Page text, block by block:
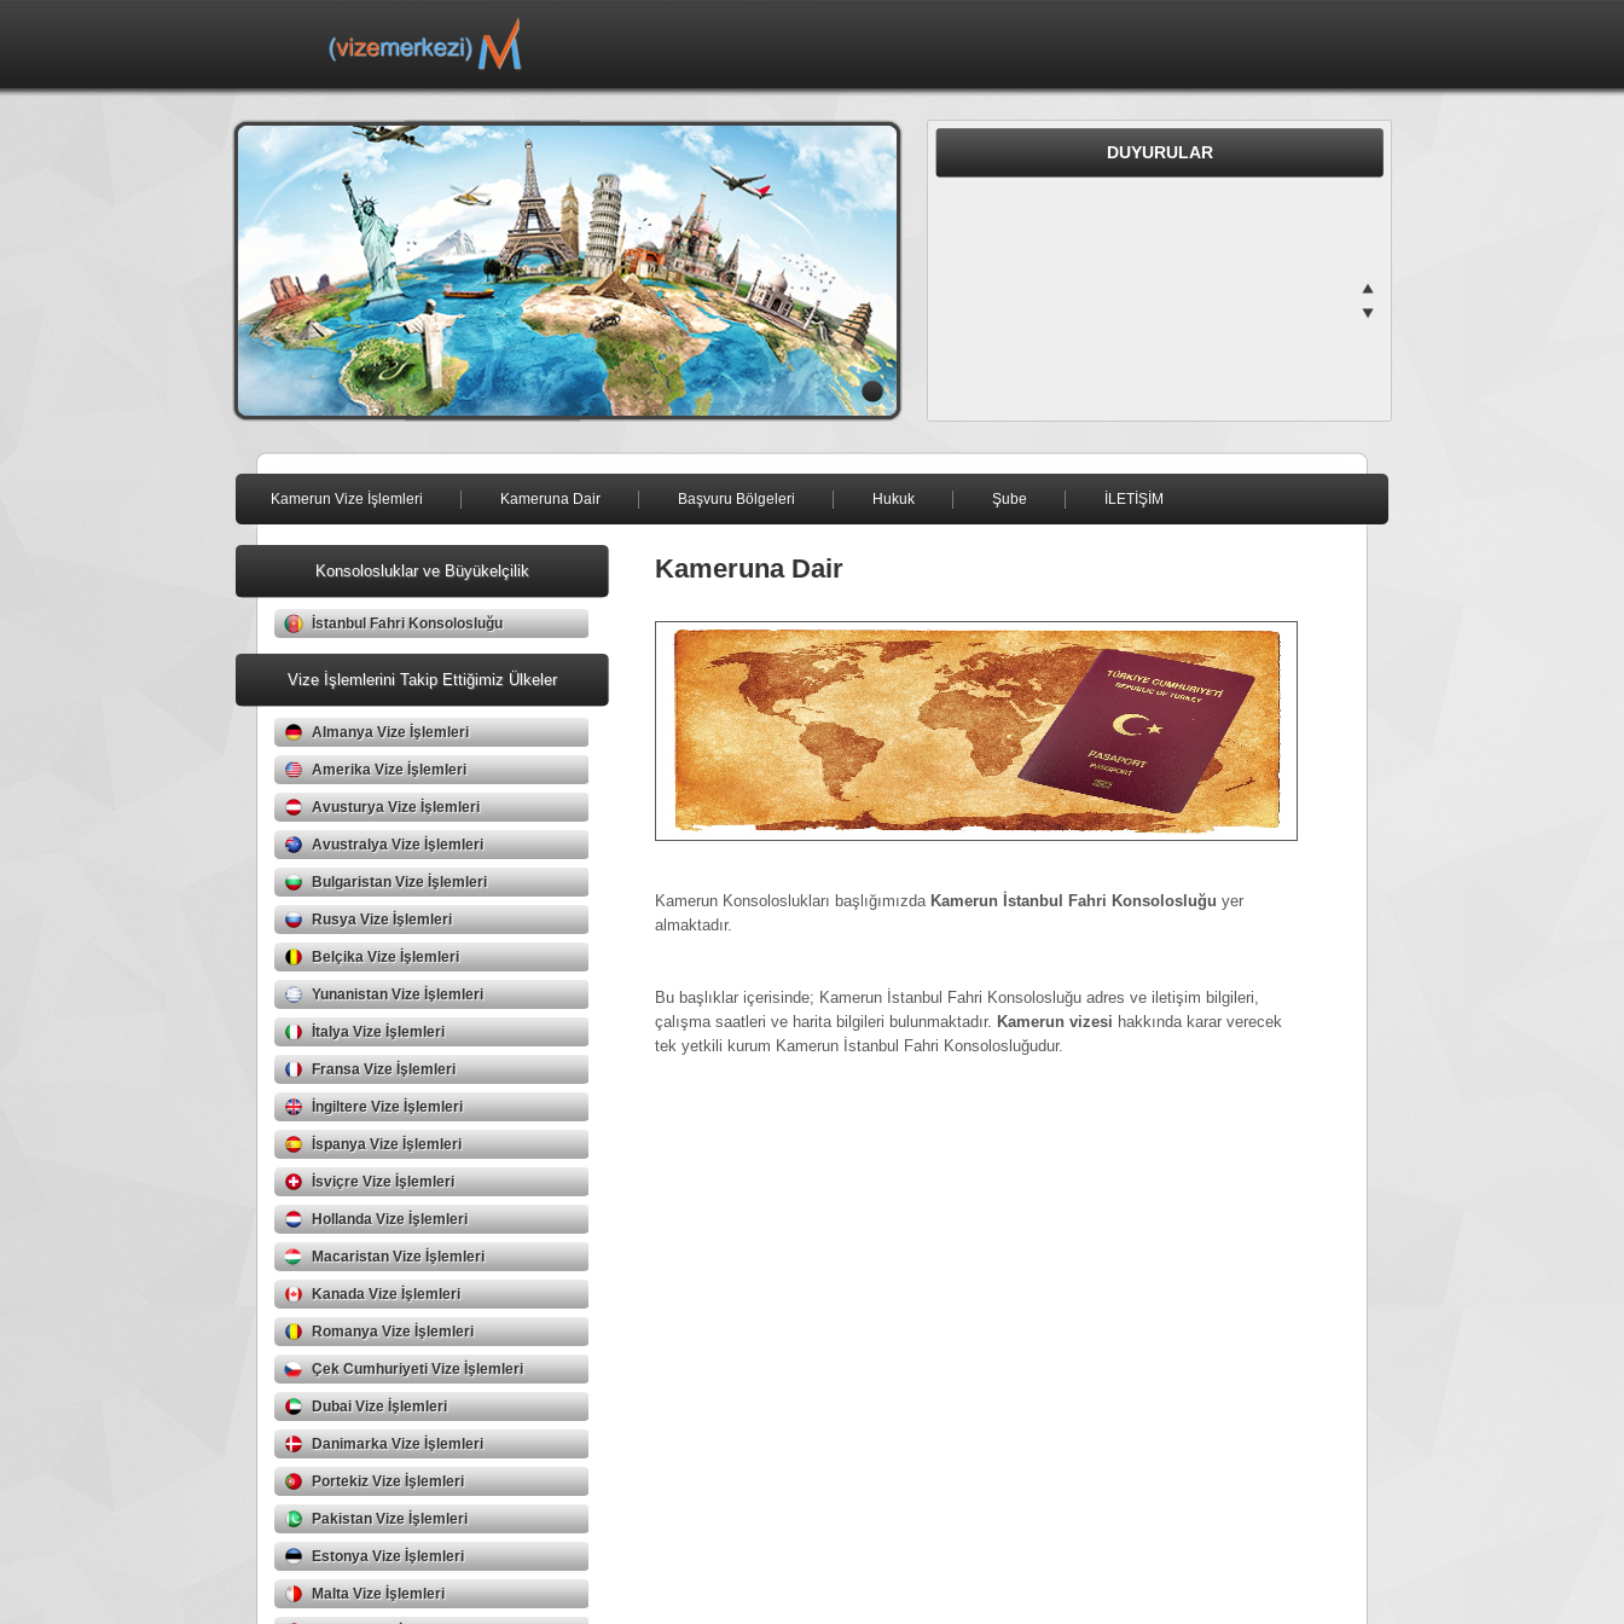
DUYURULAR
Kamerun Vize İşlemleri Kameruna Dair Başvuru Bölgeleri Hukuk Şube İLETİŞİM
Konsolosluklar ve Büyükelçilik
İstanbul Fahri Konsolosluğu
Vize İşlemlerini Takip Ettiğimiz Ülkeler
Almanya Vize İşlemleri
Amerika Vize İşlemleri
Avusturya Vize İşlemleri
Avustralya Vize İşlemleri
Bulgaristan Vize İşlemleri
Rusya Vize İşlemleri
Belçika Vize İşlemleri
Yunanistan Vize İşlemleri
İtalya Vize İşlemleri
Fransa Vize İşlemleri
İngiltere Vize İşlemleri
İspanya Vize İşlemleri
İsviçre Vize İşlemleri
Hollanda Vize İşlemleri
Macaristan Vize İşlemleri
Kanada Vize İşlemleri
Romanya Vize İşlemleri
Çek Cumhuriyeti Vize İşlemleri
Dubai Vize İşlemleri
Danimarka Vize İşlemleri
Portekiz Vize İşlemleri
Pakistan Vize İşlemleri
Estonya Vize İşlemleri
Malta Vize İşlemleri
Kameruna Dair
Kamerun Konsoloslukları başlığımızda Kamerun İstanbul Fahri Konsolosluğu yer
almaktadır.
Bu başlıklar içerisinde; Kamerun İstanbul Fahri Konsolosluğu adres ve iletişim bilgileri,
çalışma saatleri ve harita bilgileri bulunmaktadır. Kamerun vizesi hakkında karar verecek
tek yetkili kurum Kamerun İstanbul Fahri Konsolosluğudur.